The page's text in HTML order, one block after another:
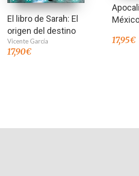
El libro de Sarah: El
origen del destino
Vicente García
17,90€
17,95€